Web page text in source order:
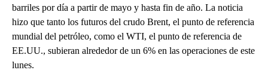
barriles por día a partir de mayo y hasta fin de año. La noticia
hizo que tanto los futuros del crudo Brent, el punto de referencia
mundial del petróleo, como el WTI, el punto de referencia de
EE.UU., subieran alrededor de un 6% en las operaciones de este
lunes.